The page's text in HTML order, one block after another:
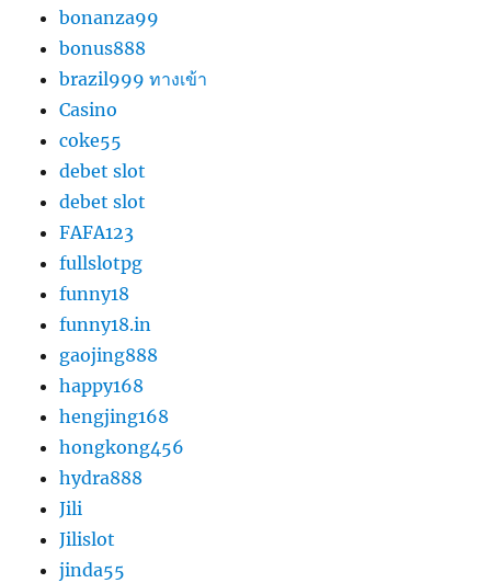
bonanza99
bonus888
brazil999 ทางเข้า
Casino
coke55
debet slot
debet slot
FAFA123
fullslotpg
funny18
funny18.in
gaojing888
happy168
hengjing168
hongkong456
hydra888
Jili
Jilislot
jinda55